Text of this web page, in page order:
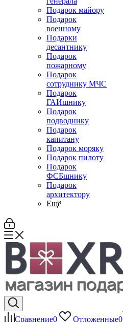
Подарок майору
Подарок
военному
Подарки
десантнику
Подарок
пожарному
Подарок
сотруднику МЧС
Подарок
ГАИшнику
Подарок
подводнику
Подарок
капитану
Подарок моряку
Подарок пилоту
Подарок
ФСБшнику
Подарок
архитектору
Ещё
Сравнение0 Отложенные0